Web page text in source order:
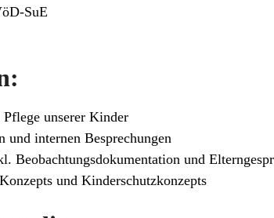
SuE
unserer Kinder
und internen Besprechungen
Beobachtungsdokumentation und
und Kinderschutzkonzepts